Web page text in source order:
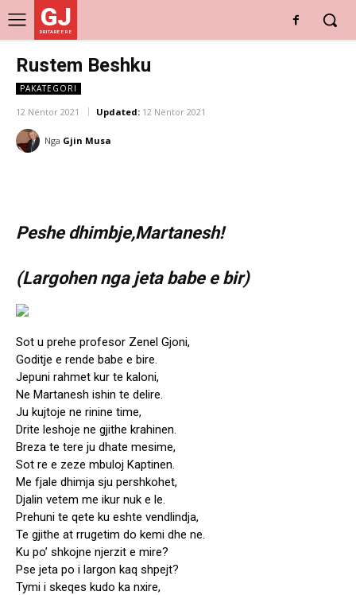
GJ
DRITARE E RE
Rustem Beshku
PAKATEGORI
12 Nëntor 2021 Updated: 12 Nëntor 2021
Nga Gjin Musa
Peshe dhimbje,Martanesh!
(Largohen nga jeta babe e bir)
Sot u prehe profesor Zenel Gjoni,
Goditje e rende babe e bire.
Jepuni rahmet kur te kaloni,
Ne Martanesh ishin te delire.
Ju kujtoje ne rinine time,
Drite leshoje ne gjithe krahinen.
Breza te tere ju dhate mesime,
Sot re e zeze mbuloj Kaptinen.
Me fjale dhimja sju pershkohet,
Djalin vetem me ikur nuk e le.
Prehuni te qete ku eshte vendlindja,
Te gjithe at rrugetim do kemi dhe ne.
Ku po’ shkojne njerzit e mire?
Pse jeta po i largon kaq shpejt?
Tymi i skeqes kudo ka nxire,